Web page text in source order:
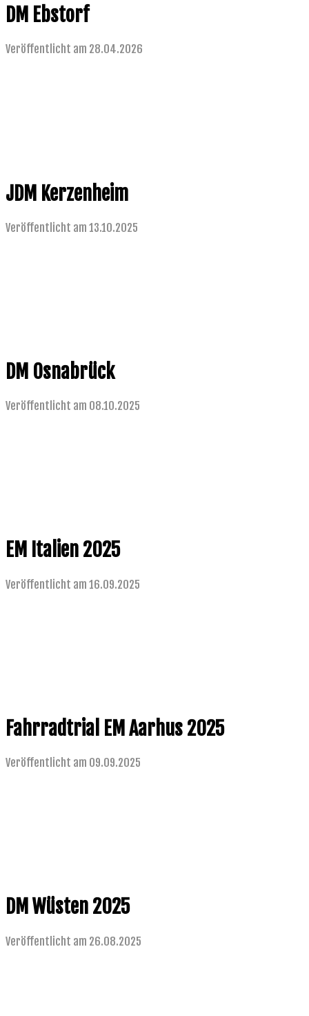
DM Ebstorf
Veröffentlicht am 28.04.2026
JDM Kerzenheim
Veröffentlicht am 13.10.2025
DM Osnabrück
Veröffentlicht am 08.10.2025
EM Italien 2025
Veröffentlicht am 16.09.2025
Fahrradtrial EM Aarhus 2025
Veröffentlicht am 09.09.2025
DM Wüsten 2025
Veröffentlicht am 26.08.2025